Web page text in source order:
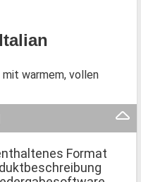
warmem, vollen
Format